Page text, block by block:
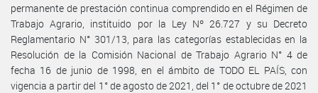
permanente de prestación continua comprendido en el Régimen de
Trabajo Agrario, instituido por la Ley Nº 26.727 y su Decreto
Reglamentario N° 301/13, para las categorías establecidas en la
Resolución de la Comisión Nacional de Trabajo Agrario N° 4 de
fecha 16 de junio de 1998, en el ámbito de TODO EL PAÍS, con
vigencia a partir del 1° de agosto de 2021, del 1° de octubre de 2021